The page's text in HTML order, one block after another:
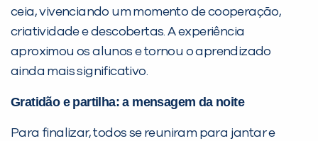
ceia, vivenciando um momento de cooperação,
criatividade e descobertas. A experiência
aproximou os alunos e tornou o aprendizado
ainda mais significativo.
Gratidão e partilha: a mensagem da noite
Para finalizar, todos se reuniram para jantar e